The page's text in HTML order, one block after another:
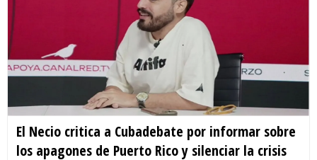
El Necio critica a Cubadebate por informar sobre
los apagones de Puerto Rico y silenciar la crisis